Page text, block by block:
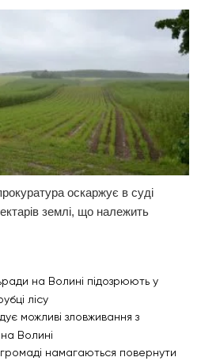
оскаржує в суді
землі, що належить
на Волині підозрюють у
лісу
можливі зловживання з
Волині
намагаються повернути